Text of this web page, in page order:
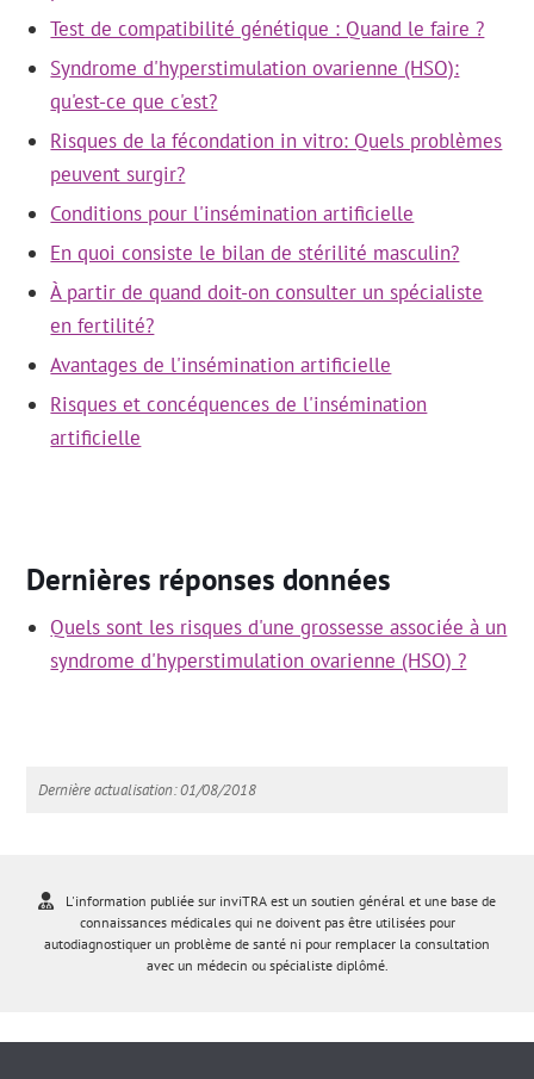
Test de compatibilité génétique : Quand le faire ?
Syndrome d'hyperstimulation ovarienne (HSO):
qu'est-ce que c'est?
Risques de la fécondation in vitro: Quels problèmes
peuvent surgir?
Conditions pour l'insémination artificielle
En quoi consiste le bilan de stérilité masculin?
À partir de quand doit-on consulter un spécialiste
en fertilité?
Avantages de l'insémination artificielle
Risques et concéquences de l'insémination
artificielle
Dernières réponses données
Quels sont les risques d'une grossesse associée à un
syndrome d'hyperstimulation ovarienne (HSO) ?
Dernière actualisation: 01/08/2018
L'information publiée sur inviTRA est un soutien général et une base de
connaissances médicales qui ne doivent pas être utilisées pour
autodiagnostiquer un problème de santé ni pour remplacer la consultation
avec un médecin ou spécialiste diplômé.